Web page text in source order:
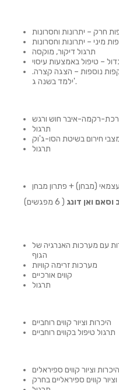
חרק – יתרונות וחסרונות
מיני – יתרונות וחסרונות
תרגול דיקור, מוקסה
נוספות – הצגה קצרה.
ילמד בשנה ג'.
תרגול
חירום בשיטת הסו-ג'וק
תרגול
(מבחן) + פתרון מבחן
וסאם ואן דונג ( 6 מפגשים)
עם מערכות האנרגיה של
הגוף
מערכות זרימה קוויות
קווים אורכיים
תרגול
היכרות וציור קווים רוחביים
תרגול טיפול בקווים רוחביים
היכרות וציור קווים ספיראלים
קווים ספיראליים בחרק